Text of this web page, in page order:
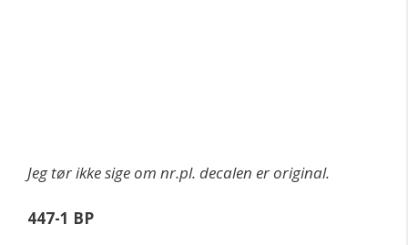
Jeg tør ikke sige om nr.pl. decalen er original.
447-1 BP